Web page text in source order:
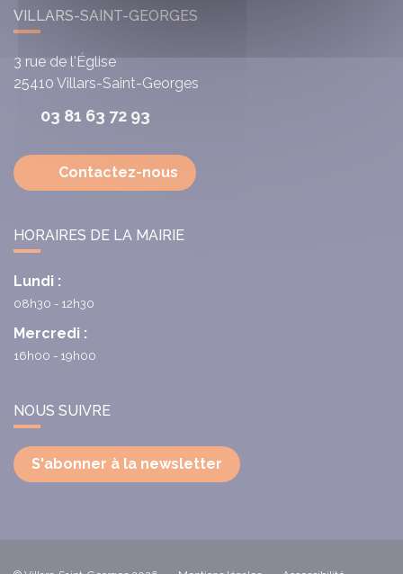
VILLARS-SAINT-GEORGES
3 rue de l'Église
25410 Villars-Saint-Georges
03 81 63 72 93
Contactez-nous
HORAIRES DE LA MAIRIE
Lundi :
08h30 - 12h30
Mercredi :
16h00 - 19h00
NOUS SUIVRE
S'abonner à la newsletter